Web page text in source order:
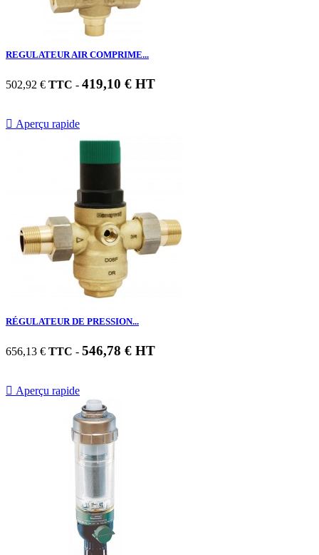
REGULATEUR AIR COMPRIME...
502,92 € TTC - 419,10 € HT
 Aperçu rapide
RÉGULATEUR DE PRESSION...
656,13 € TTC - 546,78 € HT
 Aperçu rapide